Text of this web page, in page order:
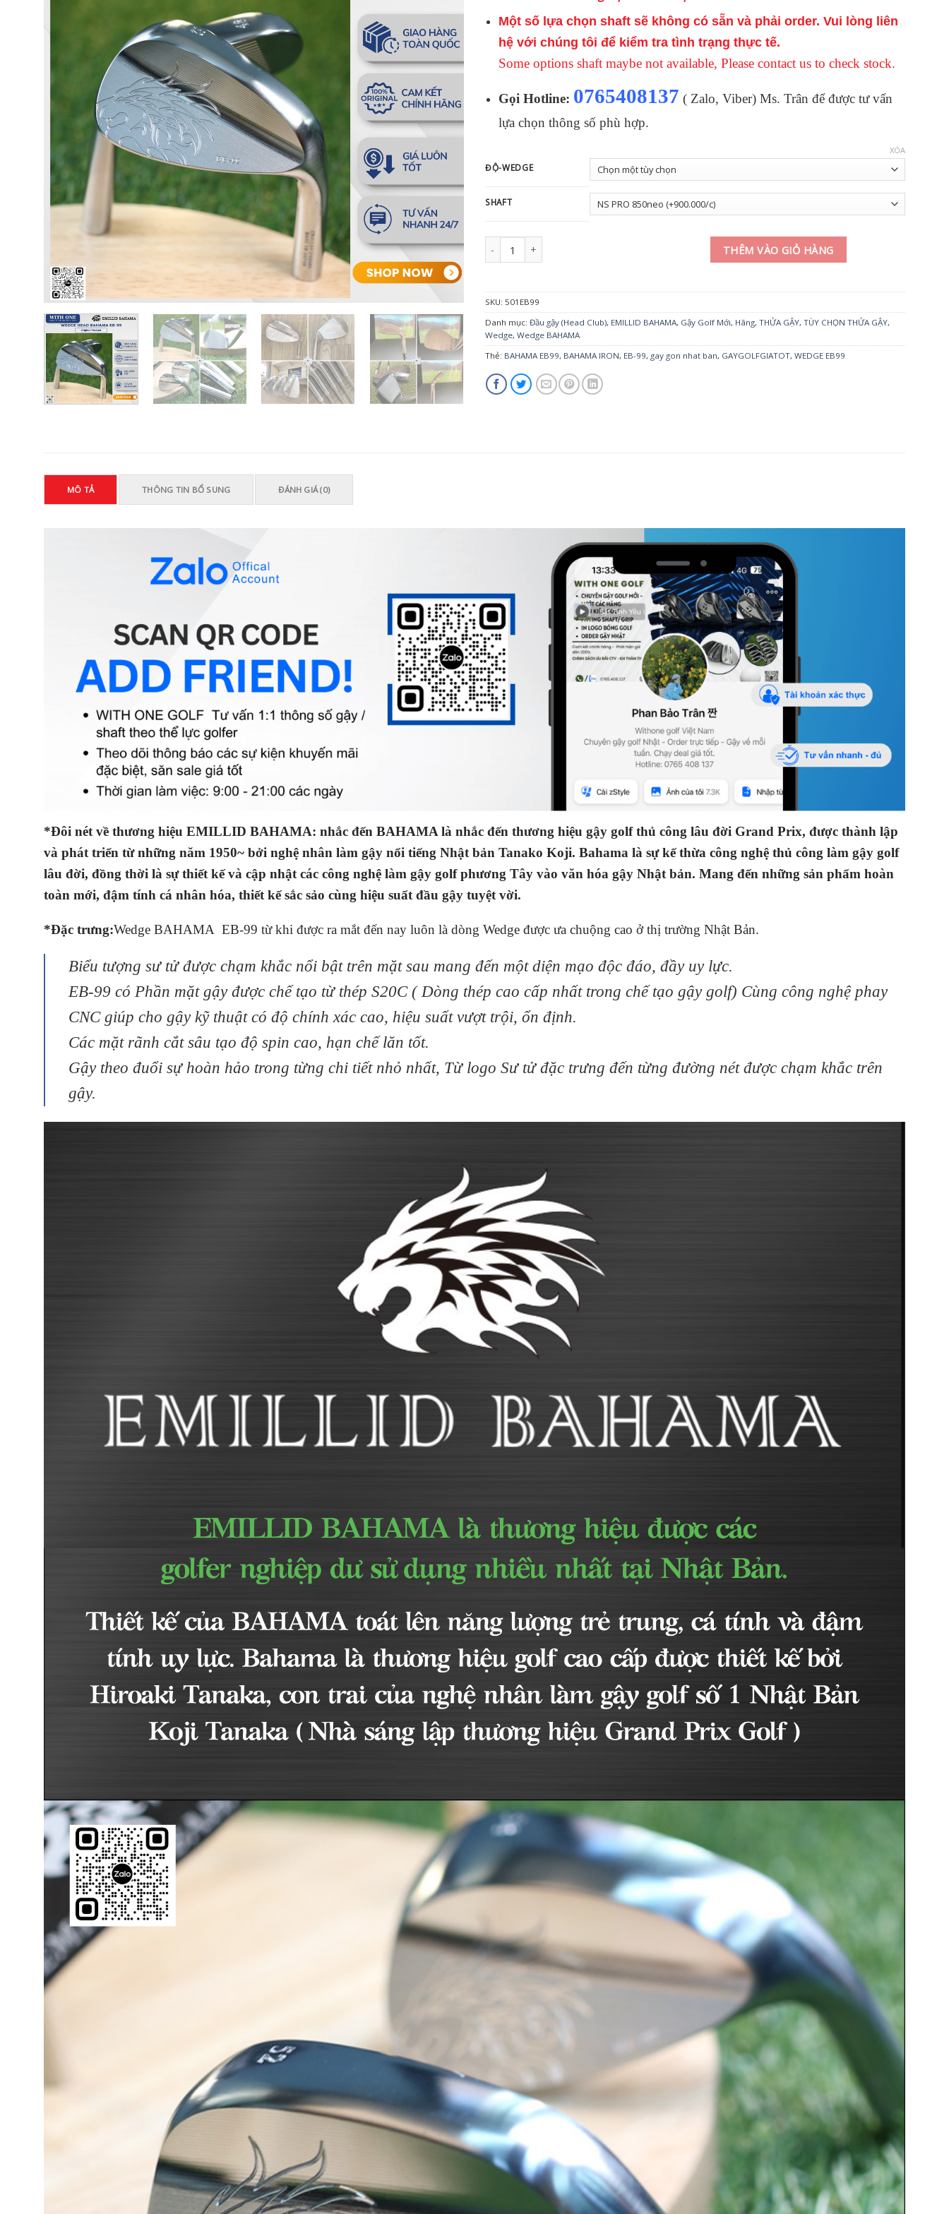
đến
6.100.000 ₫
Một số lựa chọn shaft sẽ không có sẵn và phải order. Vui lòng liên
hệ với chúng tôi để kiểm tra tình trạng thực tế.
Some options shaft maybe not available, Please contact us to check stock.
Gọi Hotline: 0765408137 ( Zalo, Viber) Ms. Trân để được tư vấn
lựa chọn thông số phù hợp.
ĐỘ-WEDGE
SHAFT
XÓA
THÊM VÀO GIỎ HÀNG
SKU: 501EB99
Danh mục: Đầu gậy (Head Club), EMILLID BAHAMA, Gậy Golf Mới, Hãng, THỬA GẬY, TÙY CHỌN THỬA GẬY,
Wedge, Wedge BAHAMA
Thẻ: BAHAMA EB99, BAHAMA IRON, EB-99, gay gon nhat ban, GAYGOLFGIATOT, WEDGE EB99
MÔ TẢ THÔNG TIN BỔ SUNG ĐÁNH GIÁ (0)
*Đôi nét về thương hiệu EMILLID BAHAMA: nhắc đến BAHAMA là nhắc đến thương hiệu gậy golf thủ công lâu đời Grand Prix, được thành lập
và phát triển từ những năm 1950~ bởi nghệ nhân làm gậy nổi tiếng Nhật bản Tanako Koji. Bahama là sự kế thừa công nghệ thủ công làm gậy golf
lâu đời, đồng thời là sự thiết kế và cập nhật các công nghệ làm gậy golf phương Tây vào văn hóa gậy Nhật bản. Mang đến những sản phẩm hoàn
toàn mới, đậm tính cá nhân hóa, thiết kế sắc sảo cùng hiệu suất đầu gậy tuyệt vời.
*Đặc trưng:Wedge BAHAMA EB-99 từ khi được ra mắt đến nay luôn là dòng Wedge được ưa chuộng cao ở thị trường Nhật Bản.
Biểu tượng sư tử được chạm khắc nổi bật trên mặt sau mang đến một diện mạo độc đáo, đầy uy lực.
EB-99 có Phần mặt gậy được chế tạo từ thép S20C ( Dòng thép cao cấp nhất trong chế tạo gậy golf) Cùng công nghệ phay
CNC giúp cho gậy kỹ thuật có độ chính xác cao, hiệu suất vượt trội, ổn định.
Các mặt rãnh cắt sâu tạo độ spin cao, hạn chế lăn tốt.
Gậy theo đuổi sự hoàn hảo trong từng chi tiết nhỏ nhất, Từ logo Sư tử đặc trưng đến từng đường nét được chạm khắc trên
gậy.